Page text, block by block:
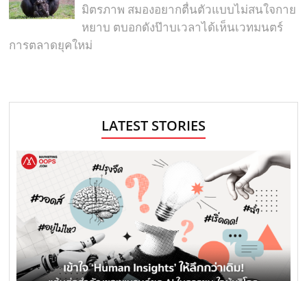
มิตรภาพ สมองอยากตื่นตัวแบบไม่สนใจกาย
หยาบ ตบอกดังป๊าบเวลาได้เห็นเวทมนตร์
การตลาดยุคใหม่
LATEST STORIES